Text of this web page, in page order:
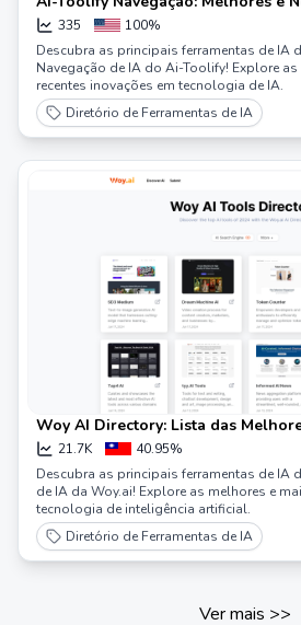
de IA de 2024 | Ai-Toolhubs
335 100%
Descubra as principais ferramentas de IA
Navegação de IA do Ai-Toolify! Explore
recentes inovações em tecnologia de IA.
Diretório de Ferramentas de IA
Woy AI Directory: Lista das
Ferramentas de IA em 2024
21.7K 40.95%
Descubra as principais ferramentas de IA
de IA da Woy.ai! Explore as melhores e
tecnologia de inteligência artificial.
Diretório de Ferramentas de IA
Ver mais >>